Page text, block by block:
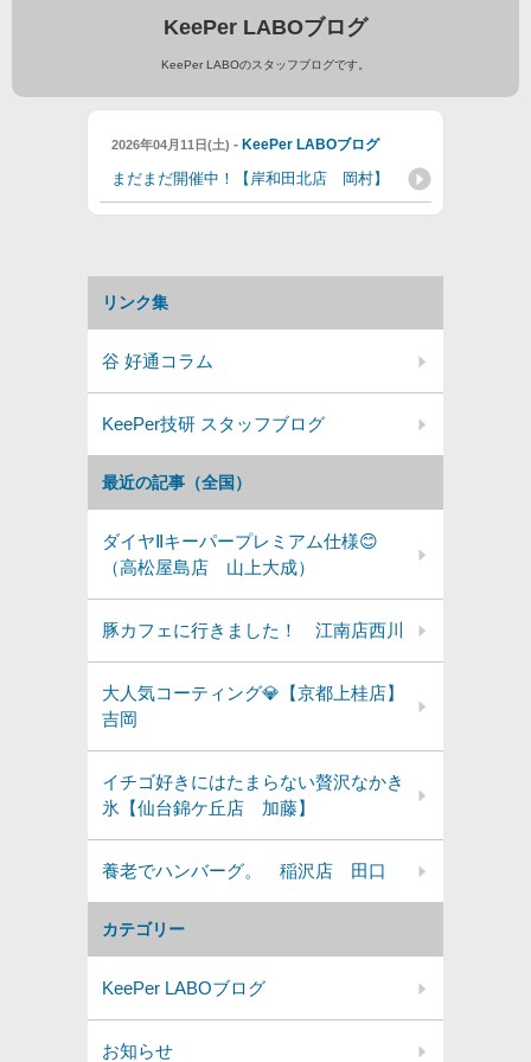
KeePer LABOブログ
KeePer LABOのスタッフブログです。
2026年04月11日(土) - KeePer LABOブログ
まだまだ開催中！【岸和田北店 岡村】
カテゴリー
KeePer LABOブログ
お知らせ
最近の記事（全国）
ダイヤⅡキーパープレミアム仕様😊
（高松屋島店 山上大成）
豚カフェに行きました！ 江南店西川
大人気コーティング💎【京都上桂店】
吉岡
イチゴ好きにはたまらない贅沢なかき
氷【仙台錦ケ丘店 加藤】
養老でハンバーグ。 稲沢店 田口
リンク集
谷 好通コラム
KeePer技研 スタッフブログ